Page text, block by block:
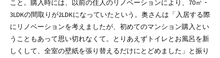
こと。購入時には、以前の住人のリノベーションにより、70㎡・
3LDKの間取りが2LDKになっていたという。奥さんは「入居する際
にリノベーションを考えましたが、初めてのマンション購入とい
うこともあって思い切れなくて。とりあえずトイレとお風呂を新
しくして、全室の壁紙を張り替えるだけにとどめました」と振り